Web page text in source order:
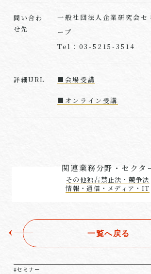
問い合わ
せ先
一般社団法人企業研究会セ
ープ
Tel：03-5215-3514
詳細URL ■会場受講
■オンライン受講
関連業務分野・セクタ
その他独占禁止法・競争法
情報・通信・メディア・IT
一覧へ戻る
#セミナー